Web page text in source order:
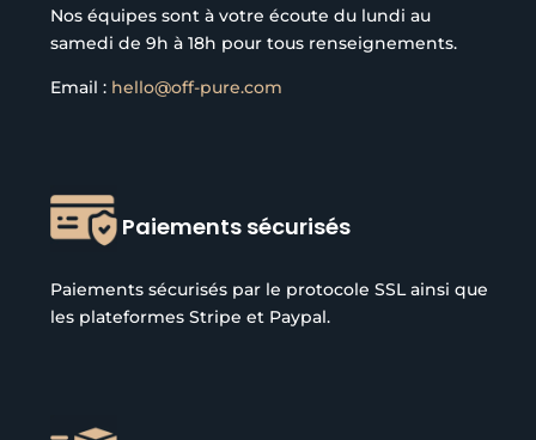
Nos équipes sont à votre écoute du lundi au
samedi de 9h à 18h pour tous renseignements.
Email : hello@off-pure.com
Paiements sécurisés
Paiements sécurisés par le protocole SSL ainsi que
les plateformes Stripe et Paypal.